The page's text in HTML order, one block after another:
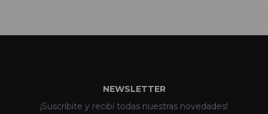
NEWSLETTER
¡Suscribite y recibí todas nuestras novedades!